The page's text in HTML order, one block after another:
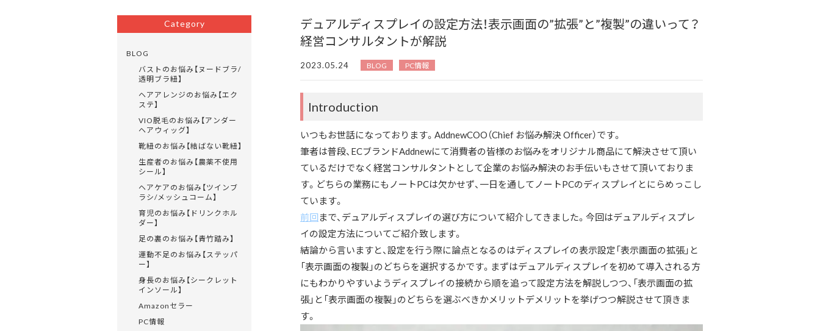
デュアルディスプレイの設定方法！表示画面の”拡張”と”複製”の違いって？
経営コンサルタントが解説
2023.05.24 BLOG PC情報
Introduction
いつもお世話になっております。AddnewCOO（Chief お悩み解決 Officer）です。
筆者は普段、ECブランドAddnewにて消費者の皆様のお悩みをオリジナル商品にて解決させて頂い
ているだけでなく経営コンサルタントとして企業のお悩み解決のお手伝いもさせて頂いておりま
す。どちらの業務にもノートPCは欠かせず、一日を通してノートPCのディスプレイとにらめっこし
ています。
前回まで、デュアルディスプレイの選び方について紹介してきました。今回はデュアルディスプレ
イの設定方法についてご紹介致します。
結論から言いますと、設定を行う際に論点となるのはディスプレイの表示設定「表示画面の拡張」と
「表示画面の複製」のどちらを選択するかです。まずはデュアルディスプレイを初めて導入される方
にもわかりやすいようディスプレイの接続から順を追って設定方法を解説しつつ、「表示画面の拡
張」と「表示画面の複製」のどちらを選ぶべきかメリットデメリットを挙げつつ解説させて頂きま
す。
Category
BLOG
バストのお悩み【ヌードブラ/
透明ブラ紐】
ヘアアレンジのお悩み【エク
ステ】
VIO脱毛のお悩み【アンダー
ヘアウィッグ】
靴紐のお悩み【結ばない靴紐】
生産者のお悩み【農薬不使用
シール】
ヘアケアのお悩み【ツインブ
ラシ/メッシュコーム】
育児のお悩み【ドリンクホル
ダー】
足の裏のお悩み【青竹踏み】
運動不足のお悩み【ステッパ
ー】
身長のお悩み【シークレット
インソール】
Amazonセラー
PC情報